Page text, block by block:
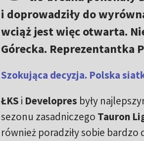
i doprowadziły do
wciąż jest więc otwarta.
Górecka. Reprezentantka
Szokująca decyzja. Polska
ŁKS i Developres były
sezonu zasadniczego Tauron
również poradziły sobie bardzo